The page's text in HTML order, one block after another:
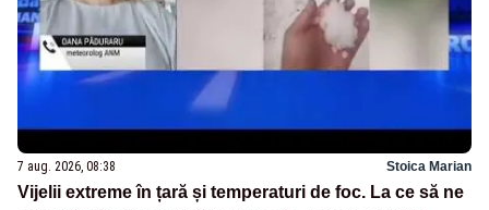
7 aug. 2026, 08:38 Stoica Marian
Vijelii extreme în țară și temperaturi de foc. La ce să ne